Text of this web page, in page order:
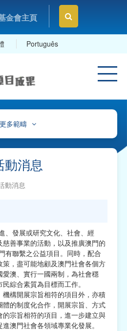
金會主頁
Português
更多範疇
廣
動消息
動消息
、發展或研究文化、社會、經
善事業的活動，以及推廣澳門的
有聯繫之公益項目。同時，配合
，盡可能地顧及澳門社會各個方
澳、實行一國兩制，為社會穩
綜合素質為目標而工作。
構開展宗旨相符的項目外，亦積
的制度化合作，開展宗旨、方式
宗旨相符的項目，進一步建立與
澳門社會各領域專業化發展。